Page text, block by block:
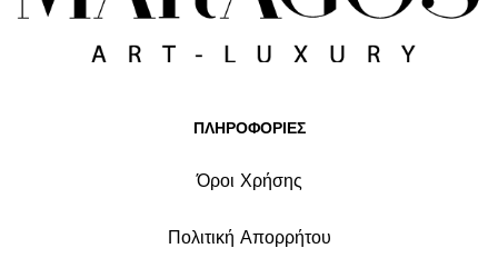
ΠΛΗΡΟΦΟΡΙΕΣ
Όροι Χρήσης
Πολιτική Απορρήτου